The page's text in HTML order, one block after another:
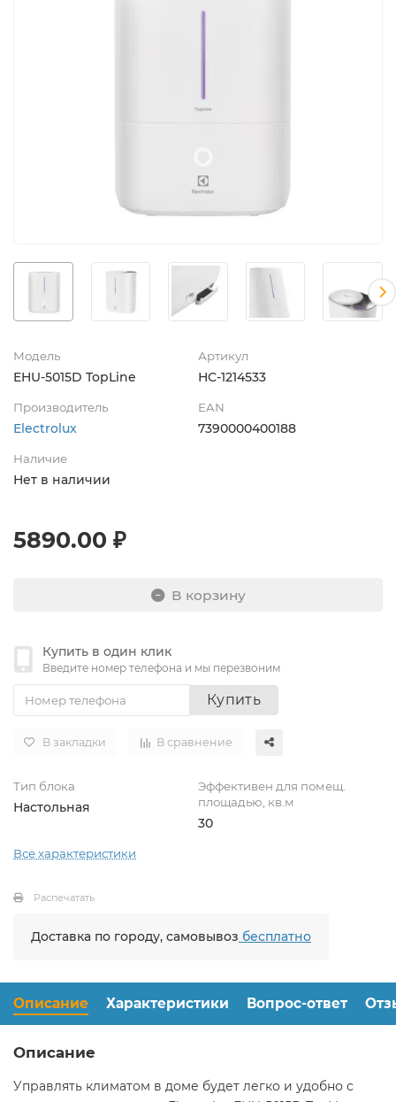
Модель
EHU-5015D TopLine
Артикул
НС-1214533
Производитель
Electrolux
EAN
7390000400188
Наличие
Нет в наличии
5890.00 ₽
В корзину
Купить в один клик
Введите номер телефона и мы перезвоним
Купить
В закладки В сравнение
Тип блока
Настольная
Эффективен для помещ.
площадью, кв.м
30
Все характеристики
Распечатать
Доставка по городу, самовывоз бесплатно
Описание Характеристики Вопрос-ответ
Описание
Управлять климатом в доме будет легко и удобно с